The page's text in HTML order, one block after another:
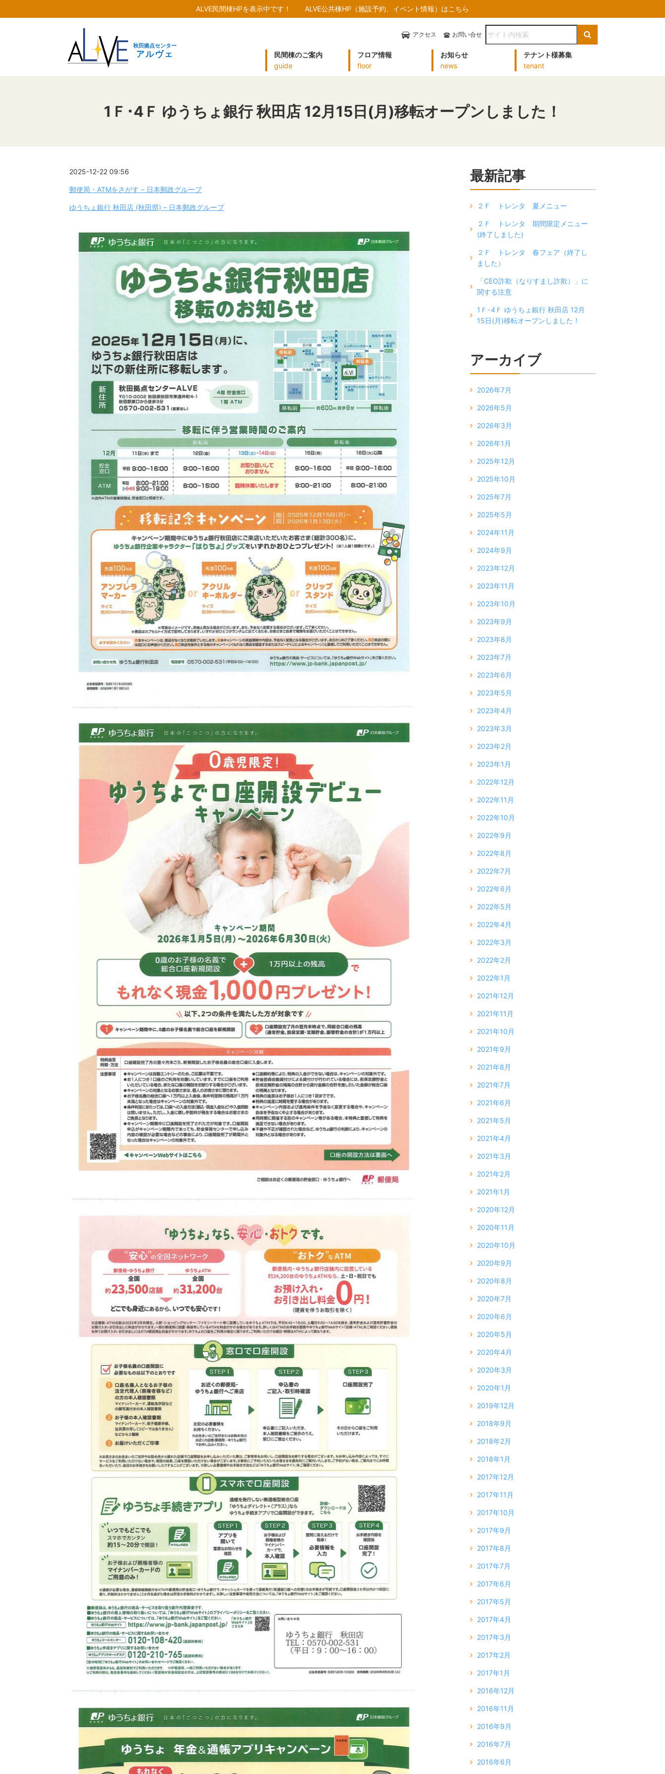
ALVE民間棟HPを表示中です！ ALVE公共棟HP（施設予約、イベント情報）はこちら
秋田拠点センター
アルヴェ
民間棟のご案内
guide
フロア情報
floor
お知らせ
news
テナント様募集
tenant
アクセス お問い合せ
1Ｆ･4Ｆ ゆうちょ銀行 秋田店 12月15日(月)移転オープンしました！
2025-12-22 09:56
郵便局・ATMをさがす – 日本郵政グループ
ゆうちょ銀行 秋田店 (秋田県) – 日本郵政グループ
最新記事
２Ｆ トレンタ 夏メニュー
２Ｆ トレンタ 期間限定メニュー
(終了しました)
２Ｆ トレンタ 春フェア（終了し
ました）
「CEO詐欺（なりすまし詐欺）」に
関する注意
1Ｆ･4Ｆ ゆうちょ銀行 秋田店 12月
15日(月)移転オープンしました！
アーカイブ
2026年7月
2026年5月
2026年3月
2026年1月
2025年12月
2025年10月
2025年7月
2025年5月
2024年11月
2024年9月
2023年12月
2023年11月
2023年10月
2023年9月
2023年8月
2023年7月
2023年6月
2023年5月
2023年4月
2023年3月
2023年2月
2023年1月
2022年12月
2022年11月
2022年10月
2022年9月
2022年8月
2022年7月
2022年6月
2022年5月
2022年4月
2022年3月
2022年2月
2022年1月
2021年12月
2021年11月
2021年10月
2021年9月
2021年8月
2021年7月
2021年6月
2021年5月
2021年4月
2021年3月
2021年2月
2021年1月
2020年12月
2020年11月
2020年10月
2020年9月
2020年8月
2020年7月
2020年6月
2020年5月
2020年4月
2020年3月
2020年1月
2019年12月
2018年9月
2018年2月
2018年1月
2017年12月
2017年11月
2017年10月
2017年9月
2017年8月
2017年7月
2017年6月
2017年5月
2017年4月
2017年3月
2017年2月
2017年1月
2016年12月
2016年11月
2016年9月
2016年7月
2016年6月